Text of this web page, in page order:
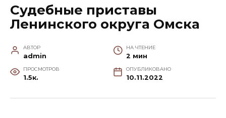
Судебные приставы
Ленинского округа Омска
АВТОР
admin
НА ЧТЕНИЕ
2 мин
ПРОСМОТРОВ
1.5к.
ОПУБЛИКОВАНО
10.11.2022